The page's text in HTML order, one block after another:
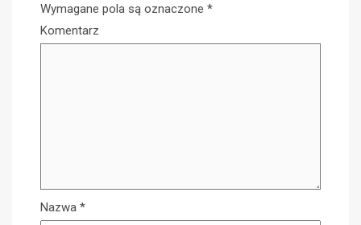
Wymagane pola są oznaczone *
Komentarz
Nazwa *